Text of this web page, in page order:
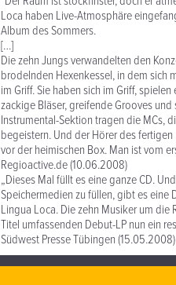
Loca haben Live-Atmosphäre
Album des Sommers.
[…]
Die zehn Jungs verwandelten den
brodelnden Hexenkessel, in dem sich
im Griff. Sie haben sich im Griff,
zackige Bläser, greifende Grooves
Instrumental-Sektion tragen die MCs,
begeistern. Und der Hörer des
vor der heimischen Box. Man ist vom
Regioactive.de (10.06.2008)
„Dieses Mal füllt es eine ganze CD.
Speichermedien zu füllen, gibt es eine
Lingua Loca. Die zehn Musiker um die
Titel umfassenden Debut-LP nun ein
Südwest Presse Tübingen (15.05.2008)